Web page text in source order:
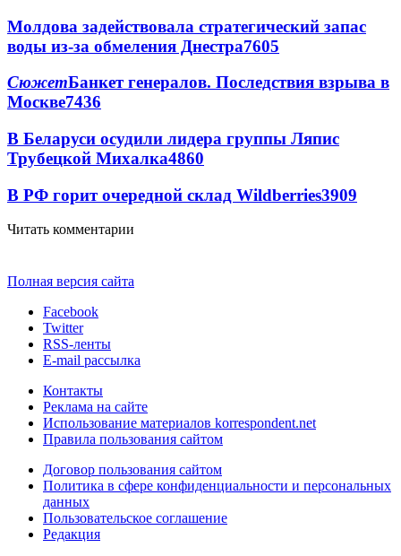
Молдова задействовала стратегический запас
воды из-за обмеления Днестра7605
СюжетБанкет генералов. Последствия взрыва в
Москве7436
В Беларуси осудили лидера группы Ляпис
Трубецкой Михалка4860
В РФ горит очередной склад Wildberries3909
Читать комментарии
Полная версия сайта
Facebook
Twitter
RSS-ленты
E-mail рассылка
Контакты
Реклама на сайте
Использование материалов korrespondent.net
Правила пользования сайтом
Договор пользования сайтом
Политика в сфере конфиденциальности и персональных
данных
Пользовательское соглашение
Редакция